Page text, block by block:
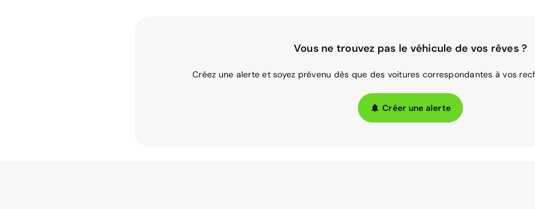
Vous ne trouvez pas le véhicule de vos rêves ?
Créez une alerte et soyez prévenu dès que des voitures correspondantes à vos
Créer une alerte